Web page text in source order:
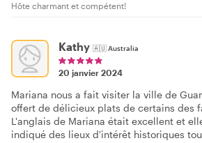
Hôte charmant et compétent!
Kathy 🇦🇺Australia
20 janvier 2024
Mariana nous a fait visiter la ville de
offert de délicieux plats de certains des
L'anglais de Mariana était excellent et
indiqué des lieux d'intérêt historiques